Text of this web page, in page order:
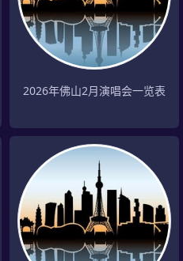
2026年佛山2月演唱会一览表